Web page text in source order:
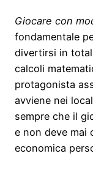
Giocare con
fondamentale
divertirsi in
calcoli
protagonista
avviene nei
sempre che il
e non deve mai
economica